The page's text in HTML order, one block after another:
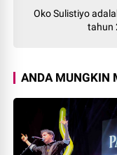
Oko Sulistiyo
tahun
ANDA MUNGKIN